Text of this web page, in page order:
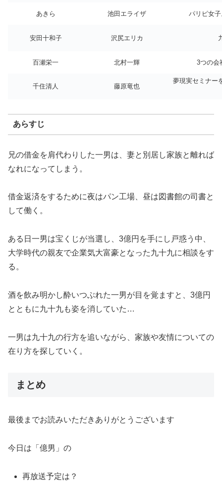
あきら 池田エライザ パリピ女
安田十和子 沢尻エリカ
百瀬栄一 北村一輝 3つの会
千住清人 藤原竜也
夢現実セミナー
あらすじ
兄の借金を肩代わりした一男は、妻と別居し家族と離れば
なれになってしまう。
借金返済をするために夜はパン工場、昼は図書館の司書と
して働く。
ある日一男は宝くじが当選し、3億円を手にし戸惑う中、
大学時代の親友で企業気大富豪となった九十九に相談をす
る。
酒を飲み明かし酔いつぶれた一男が目を覚ますと、3億円
とともに九十九も姿を消していた…
一男は九十九の行方を追いながら、家族や友情についての
在り方を探していく。
まとめ
最後までお読みいただきありがとうございます
今日は「億男」の
再放送予定は？